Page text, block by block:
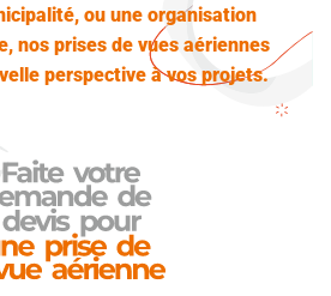
ou une organisation
nos prises de vues aériennes
perspective à vos projets.